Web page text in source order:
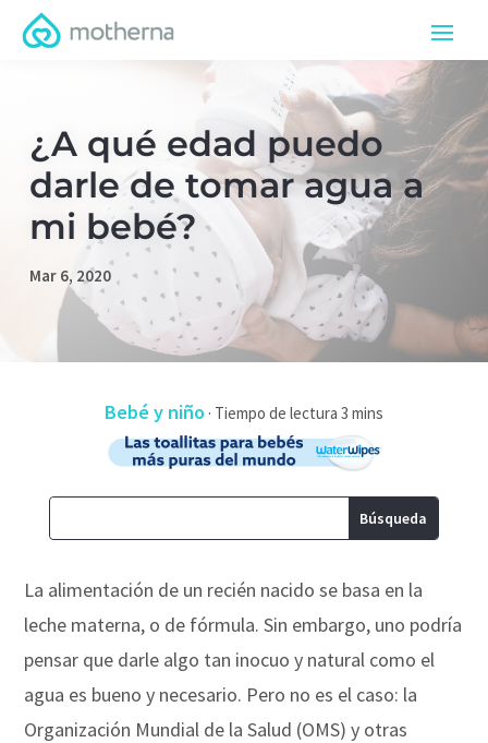
¿A qué edad puedo
darle de tomar agua a
mi bebé?
Mar 6, 2020
Bebé y niño ·
La alimentación de un recién nacido se basa en la
leche materna, o de fórmula. Sin embargo, uno podría
pensar que darle algo tan inocuo y natural como el
agua es bueno y necesario. Pero no es el caso: la
Organización Mundial de la Salud (OMS) y otras